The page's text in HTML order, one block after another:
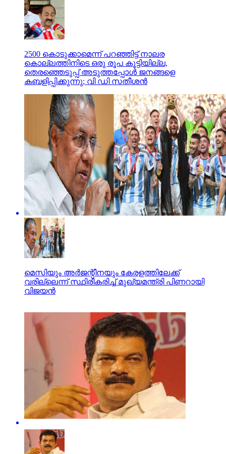
2500 കൊടുക്കാമെന്ന് പറഞ്ഞിട്ട് നാലര
കൊല്ലത്തിനിടെ ഒരു രൂപ കൂട്ടിയില്ല,
തെരഞ്ഞെടുപ്പ് അടുത്തപ്പോള്‍ ജനങ്ങളെ
കബളിപ്പിക്കുന്നു; വി ഡി സതീശന്‍
മെസിയും അര്‍ജന്റീനയും കേരളത്തിലേക്ക്
വരില്ലെന്ന് സ്ഥിരീകരിച്ച് മുഖ്യമന്ത്രി പിണറായി
വിജയന്‍